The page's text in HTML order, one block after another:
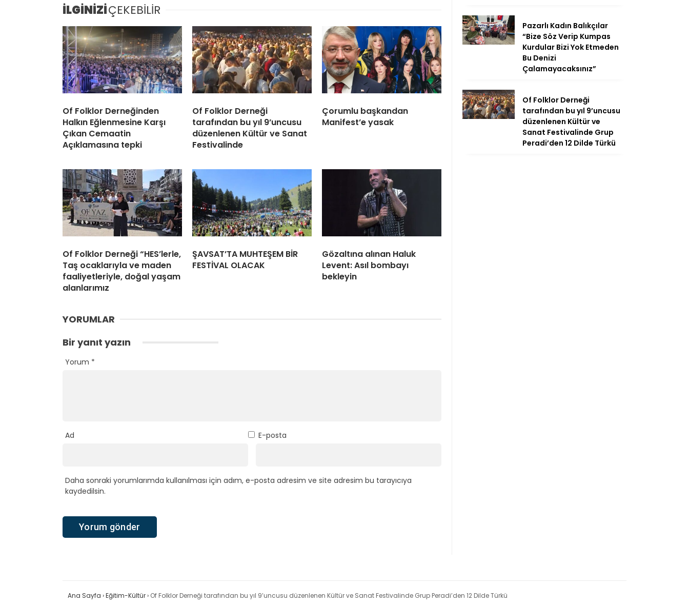
İLGİNİZİÇEKEBİLİR
Of Folklor Derneğinden
Halkın Eğlenmesine Karşı
Çıkan Cemaatin
Açıklamasına tepki
Of Folklor Derneği
tarafından bu yıl 9’uncusu
düzenlenen Kültür ve Sanat
Festivalinde
Çorumlu başkandan
Manifest’e yasak
Of Folklor Derneği “HES’lerle,
Taş ocaklarıyla ve maden
faaliyetleriyle, doğal yaşam
alanlarımız
ŞAVSAT’TA MUHTEŞEM BİR
FESTİVAL OLACAK
Gözaltına alınan Haluk
Levent: Asıl bombayı
bekleyin
YORUMLAR
Bir yanıt yazın
Yorum *
Ad E-posta
Daha sonraki yorumlarımda kullanılması için adım, e-posta adresim ve site adresim bu tarayıcıya
kaydedilsin.
Pazarlı Kadın Balıkçılar
“Bize Söz Verip Kumpas
Kurdular Bizi Yok Etmeden
Bu Denizi
Çalamayacaksınız”
Of Folklor Derneği
tarafından bu yıl 9’uncusu
düzenlenen Kültür ve
Sanat Festivalinde Grup
Peradi’den 12 Dilde Türkü
Ana Sayfa ›Eğitim-Kültür› Of Folklor Derneği tarafından bu yıl 9’uncusu düzenlenen Kültür ve Sanat Festivalinde Grup Peradi’den 12 Dilde Türkü